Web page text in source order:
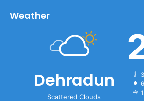
Weather
Dehradun
Scattered Clouds